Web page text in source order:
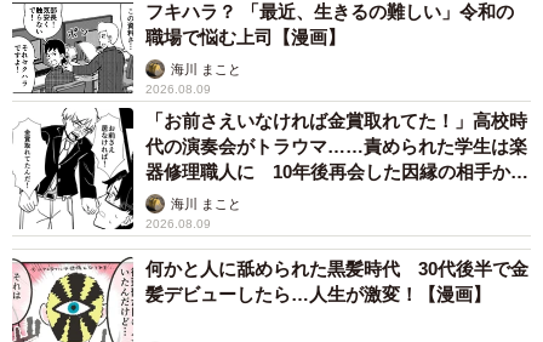
この漫画の記事を読む
→ https://maidonanews.jp/article/13808242
フキハラ？ 「最近、生きるの難しい」令和の
職場で悩む上司【漫画】
海川 まこと
2026.08.09
「お前さえいなければ金賞取れてた！」高校時
代の演奏会がトラウマ……責められた学生は楽
器修理職人に 10年後再会した因縁の相手から
思わぬ申し出【漫画】
海川 まこと
2026.08.09
何かと人に舐められた黒髪時代 30代後半で金
髪デビューしたら…人生が激変！【漫画】